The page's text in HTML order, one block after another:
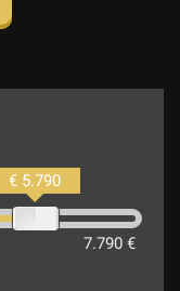
Italia.
7.790 €
€ 5.790